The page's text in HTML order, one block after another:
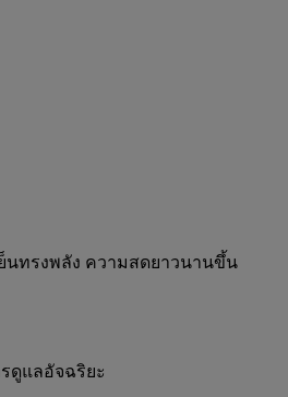
นทรงพลัง ความสดยาวนานขึ้น
ดูแลอัจฉริยะ